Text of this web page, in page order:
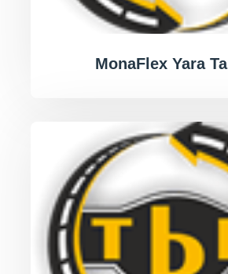
MonaFlex Yara